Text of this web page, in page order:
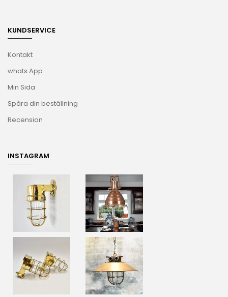
KUNDSERVICE
Kontakt
whats App
Min Sida
Spåra din beställning
Recension
INSTAGRAM